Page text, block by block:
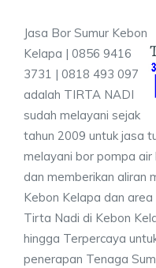
Jasa Bor Sumur Kebon
Kelapa | 0856 9416
3731 | 0818 493 097
adalah TIRTA NADI
sudah melayani sejak
tahun 2009 untuk jasa
melayani bor pompa air
dan memberikan aliran
Kebon Kelapa dan area
Tirta Nadi di Kebon
hingga Terpercaya
penerapan Tenaga